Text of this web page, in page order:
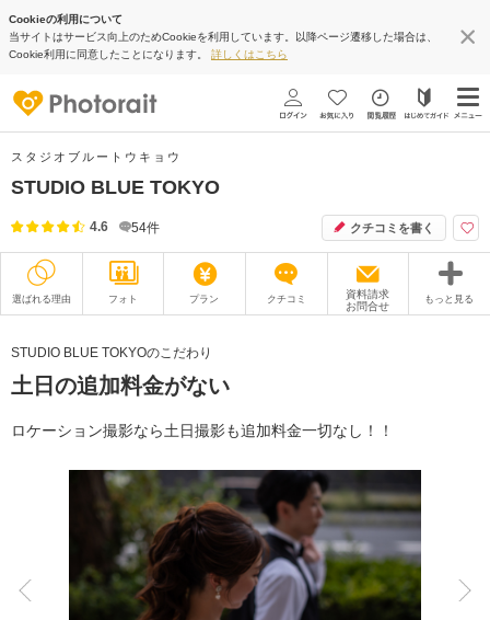
Cookieの利用について
当サイトはサービス向上のためCookieを利用しています。以降ページ遷移した場合は、
Cookie利用に同意したことになります。 詳しくはこちら
スタジオブルートウキョウ
STUDIO BLUE TOKYO
4.6 54件 クチコミを書く
選ばれる理由 フォト プラン クチコミ
資料請求
お問合せ
もっと見る
衣装
オプション ブログ
アクセス/TEL スタジオトップ
STUDIO BLUE TOKYOのこだわり
土日の追加料金がない
ロケーション撮影なら土日撮影も追加料金一切なし！！